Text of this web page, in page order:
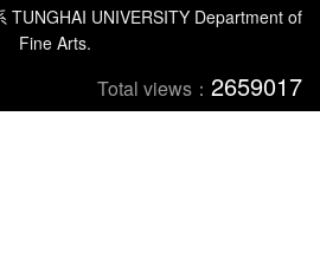
TUNGHAI UNIVERSITY Department of
Fine Arts.
Total views： 2659017